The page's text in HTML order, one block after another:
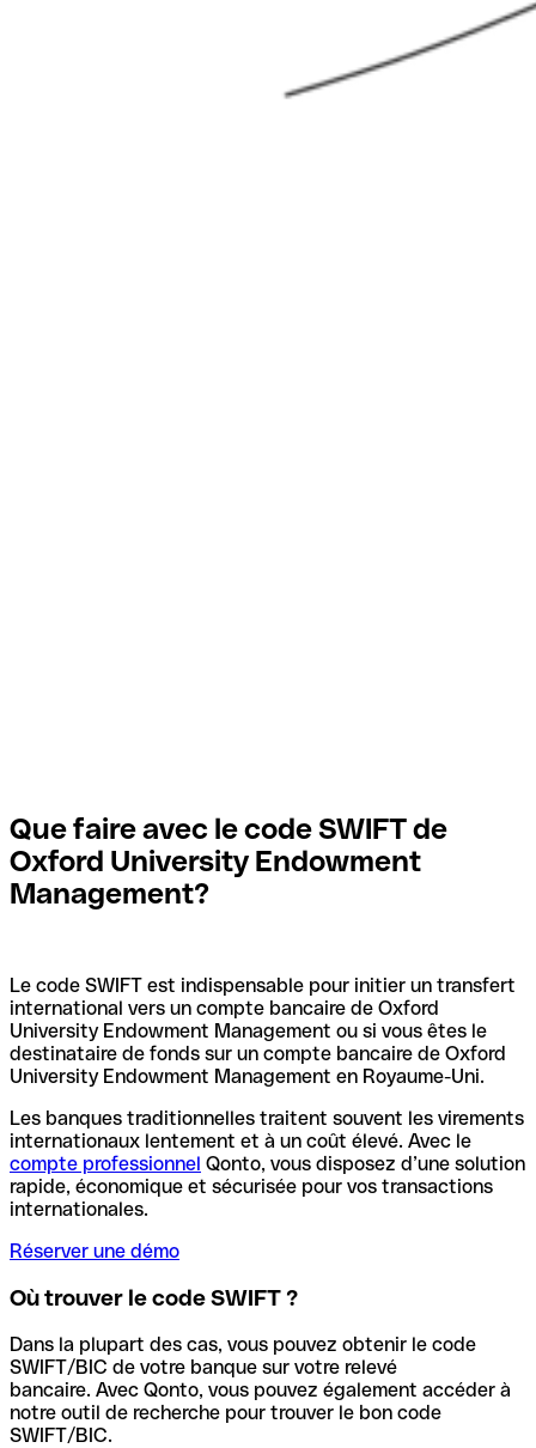
Que faire avec le code SWIFT de
Oxford University Endowment
Management?
Le code SWIFT est indispensable pour initier un transfert
international vers un compte bancaire de Oxford
University Endowment Management ou si vous êtes le
destinataire de fonds sur un compte bancaire de Oxford
University Endowment Management en Royaume-Uni.
Les banques traditionnelles traitent souvent les virements
internationaux lentement et à un coût élevé. Avec le
compte professionnel Qonto, vous disposez d’une solution
rapide, économique et sécurisée pour vos transactions
internationales.
Réserver une démo
Où trouver le code SWIFT ?
Dans la plupart des cas, vous pouvez obtenir le code
SWIFT/BIC de votre banque sur votre relevé
bancaire. Avec Qonto, vous pouvez également accéder à
notre outil de recherche pour trouver le bon code
SWIFT/BIC.